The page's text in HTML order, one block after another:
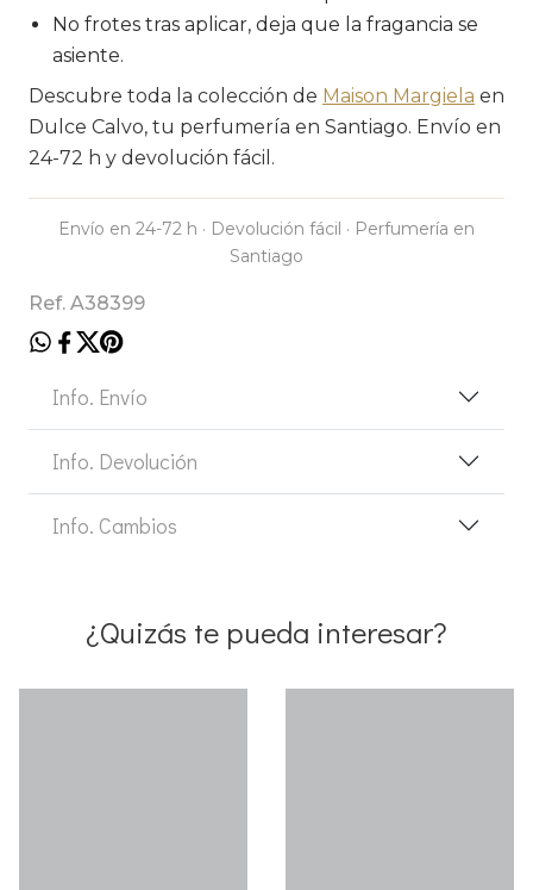
No frotes tras aplicar, deja que la fragancia se
asiente.
Descubre toda la colección de Maison Margiela en
Dulce Calvo, tu perfumería en Santiago. Envío en
24-72 h y devolución fácil.
Envío en 24-72 h · Devolución fácil · Perfumería en
Santiago
Ref. A38399
Info. Envío
Info. Devolución
Info. Cambios
¿Quizás te pueda interesar?